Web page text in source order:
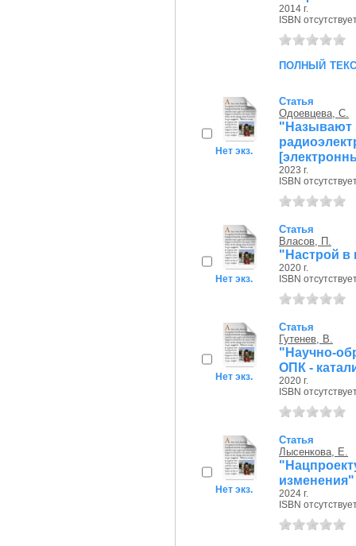
2014 г.
ISBN
полный
Нет экз.
Статья
Одоевцева, С.
2023 г.
ISBN
Нет экз.
Статья
Власов, П.
"Настрой в
2020 г.
ISBN
Нет экз.
Статья
Гутенев, В.
"Научно-
ОПК -
2020 г.
ISBN
Нет экз.
Статья
Лысенкова, Е.
изменения"
2024 г.
ISBN